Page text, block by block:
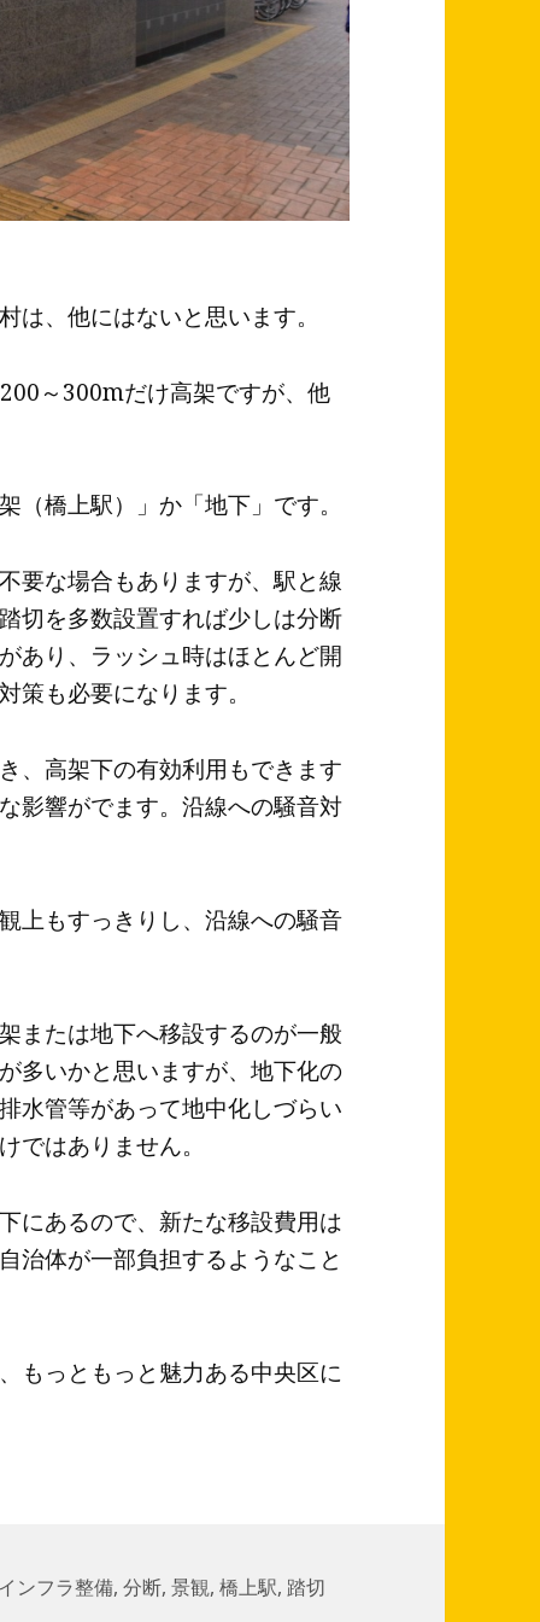
は、他にはないと思います。
～300mだけ高架ですが、他
（橋上駅）」か「地下」です。
要な場合もありますが、駅と線
切を多数設置すれば少しは分断
あり、ラッシュ時はほとんど開
策も必要になります。
、高架下の有効利用もできます
影響がでます。沿線への騒音対
上もすっきりし、沿線への騒音
または地下へ移設するのが一般
多いかと思いますが、地下化の
水管等があって地中化しづらい
ではありません。
にあるので、新たな移設費用は
治体が一部負担するようなこと
もっともっと魅力ある中央区に
ンフラ整備,分断,景観,橋上駅, 踏切